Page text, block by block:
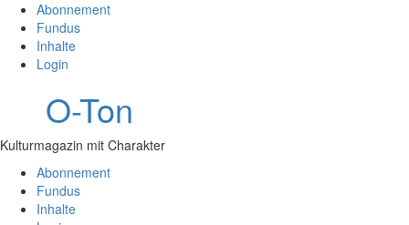
Abonnement
Fundus
Inhalte
Login
O-Ton
Kulturmagazin mit Charakter
Abonnement
Fundus
Inhalte